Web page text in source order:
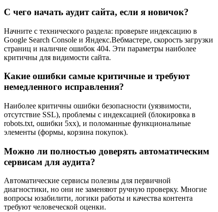
С чего начать аудит сайта, если я новичок?
Начните с технического раздела: проверьте индексацию в
Google Search Console и Яндекс.Вебмастере, скорость загрузки
страниц и наличие ошибок 404. Эти параметры наиболее
критичны для видимости сайта.
Какие ошибки самые критичные и требуют
немедленного исправления?
Наиболее критичны ошибки безопасности (уязвимости,
отсутствие SSL), проблемы с индексацией (блокировка в
robots.txt, ошибки 5xx), и поломанные функциональные
элементы (формы, корзина покупок).
Можно ли полностью доверять автоматическим
сервисам для аудита?
Автоматические сервисы полезны для первичной
диагностики, но они не заменяют ручную проверку. Многие
вопросы юзабилити, логики работы и качества контента
требуют человеческой оценки.